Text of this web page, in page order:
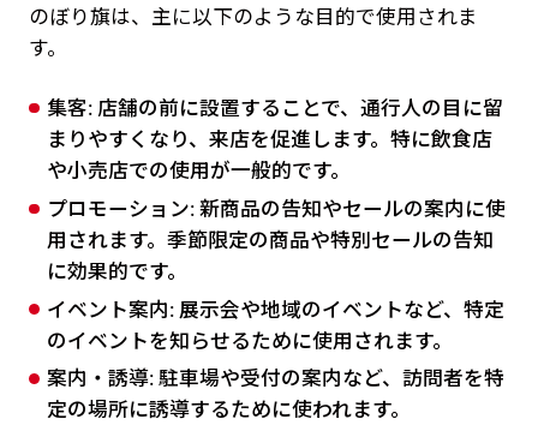
のぼり旗は、主に以下のような目的で使用されま
す。
集客: 店舗の前に設置することで、通行人の目に留
まりやすくなり、来店を促進します。特に飲食店
や小売店での使用が一般的です。
プロモーション: 新商品の告知やセールの案内に使
用されます。季節限定の商品や特別セールの告知
に効果的です。
イベント案内: 展示会や地域のイベントなど、特定
のイベントを知らせるために使用されます。
案内・誘導: 駐車場や受付の案内など、訪問者を特
定の場所に誘導するために使われます。